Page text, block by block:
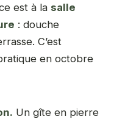
est à la salle
: douche
C’est
en octobre
Un gîte en pierre